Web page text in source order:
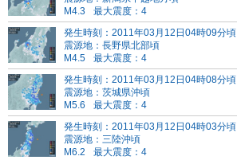
M4.3
最大震度：4
発生時刻：2011年03月12日04時09分頃
震源地：長野県北部頃
M4.5
最大震度：4
発生時刻：2011年03月12日04時08分頃
震源地：茨城県沖頃
M5.6
最大震度：4
発生時刻：2011年03月12日04時03分頃
震源地：三陸沖頃
M6.2
最大震度：4